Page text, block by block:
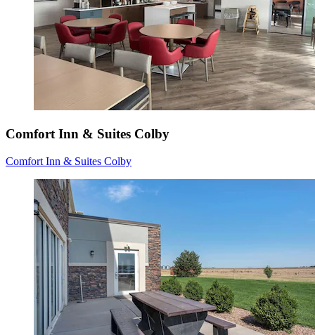
Comfort Inn & Suites Colby
Comfort Inn & Suites Colby